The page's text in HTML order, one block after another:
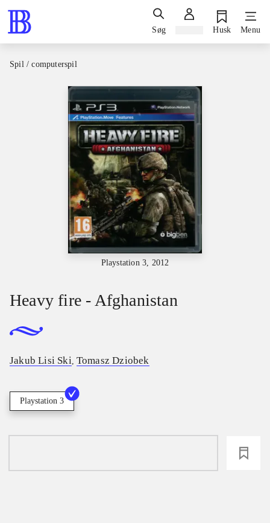
Søg Husk Menu
Spil / computerspil
Playstation 3, 2012
Heavy fire - Afghanistan
Jakub Lisi Ski Tomasz Dziobek
Playstation 3